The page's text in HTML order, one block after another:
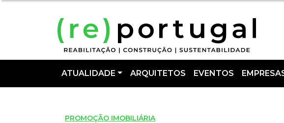
ATUALIDADE ARQUITETOS EVENTOS
PROMOÇÃO IMOBILIÁRIA